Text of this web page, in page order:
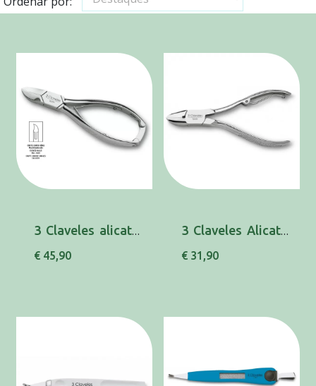
3 Claveles alicate pedicure 14.5cm 80064
€ 45,90
3 Claveles Alicate Unha 10cm 80060
€ 31,90